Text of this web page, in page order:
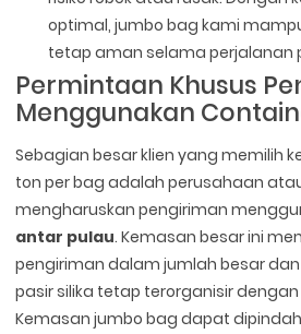
optimal, jumbo bag kami
tetap aman selama perjalanan
Permintaan Khusus
Menggunakan
Sebagian besar klien yang memilih
ton per bag adalah perusahaan
mengharuskan pengiriman
antar pulau. Kemasan besar ini
pengiriman dalam jumlah besar
pasir silika tetap terorganisir
Kemasan jumbo bag dapat